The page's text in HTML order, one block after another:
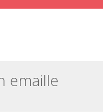
emaille